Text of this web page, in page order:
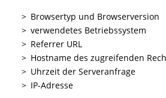
Browsertyp und Browserversion
verwendetes Betriebssystem
Referrer URL
Hostname des zugreifenden
Uhrzeit der Serveranfrage
IP-Adresse